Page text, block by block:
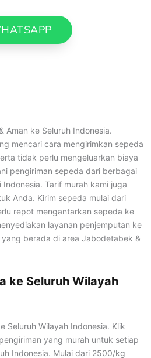
Aman ke Seluruh Indonesia.
mencari cara mengirimkan sepeda
tidak perlu mengeluarkan biaya
pengiriman sepeda dari berbagai
Tarif murah kami juga
Anda. Kirim sepeda mulai dari
repot mengantarkan sepeda ke
layanan penjemputan ke
berada di area Jabodetabek &
ke Seluruh Wilayah
Seluruh Wilayah Indonesia. Klik
yang murah untuk setiap
Indonesia. Mulai dari 2500/kg